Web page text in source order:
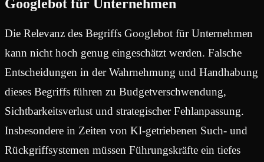
Googlebot für Unternehmen
Die Relevanz des Begriffs Googlebot für Unternehmen
kann nicht hoch genug eingeschätzt werden. Falsche
Entscheidungen in der Wahrnehmung und Handhabung
dieses Begriffs führen zu Budgetverschwendung,
Sichtbarkeitsverlust und strategischer Fehlanpassung.
Insbesondere in Zeiten von KI-getriebenen Such- und
Rückgriffsystemen müssen Führungskräfte ein tiefes